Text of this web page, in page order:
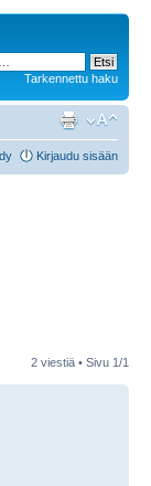
Tarkennettu haku
Kirjaudu sisään
2 viestiä • Sivu 1/1